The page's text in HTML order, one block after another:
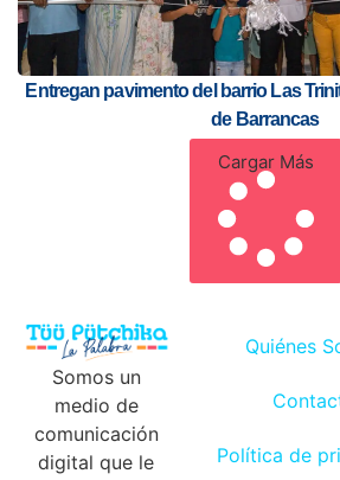
Entregan pavimento del barrio Las
de Barrancas
Cargar Más
Somos un
medio de
comunicación
digital que le
Quiénes
Política de